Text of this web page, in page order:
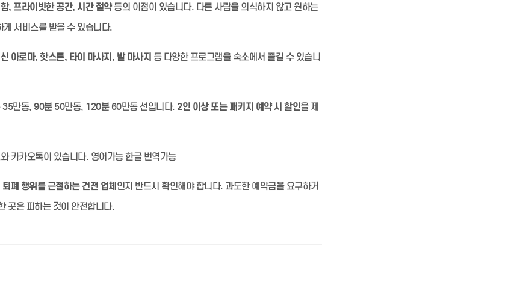
, 프라이빗한 공간, 시간 절약등의 이점이 있습니다. 다른 사람을 의식하지 않고 원하는
게 서비스를 받을 수 있습니다.
아로마, 핫스톤, 타이 마사지, 발 마사지 등 다양한 프로그램을 숙소에서 즐길 수 있습니
35만동, 90분 50만동, 120분 60만동 선입니다. 2인 이상 또는 패키지 예약 시 할인을 제
카카오톡이 있습니다. 영어가능 한글 번역가능
퇴폐 행위를 근절하는 건전 업체인지 반드시 확인해야 합니다. 과도한 예약금을 요구하거
곳은 피하는 것이 안전합니다.